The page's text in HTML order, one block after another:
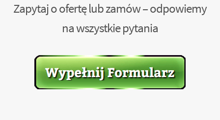
Zapytaj o ofertę lub zamów – odpowiemy
na wszystkie pytania